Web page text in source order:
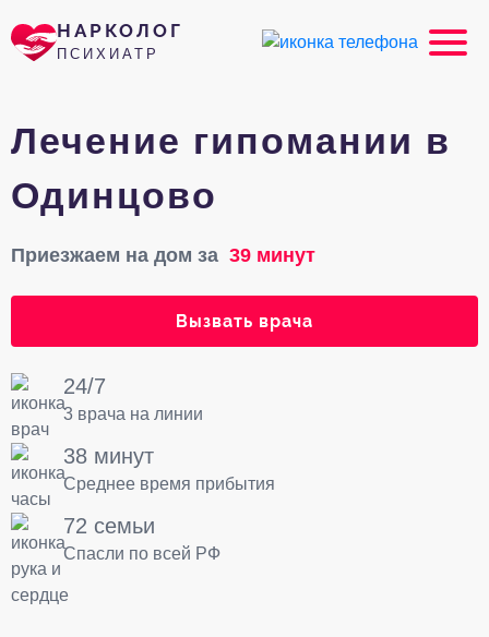
НАРКОЛОГ
ПСИХИАТР
Лечение гипомании в
Одинцово
Приезжаем на дом за 39 минут
Вызвать врача
24/7
3 врача на линии
38 минут
Среднее время прибытия
72 семьи
Спасли по всей РФ